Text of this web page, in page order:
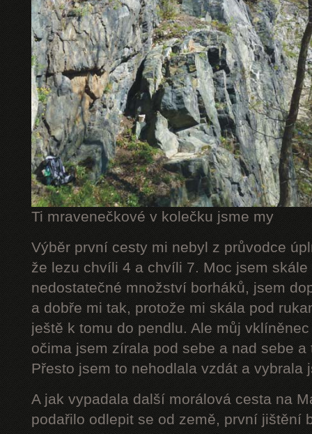
Ti mravenečkové v kolečku jsme my
Výběr první cesty mi nebyl z průvodce
že lezu chvíli 4 a chvíli 7. Moc jsem
nedostatečné množství borháků, jsem
a dobře mi tak, protože mi skála pod
ještě k tomu do pendlu. Ale můj
očima jsem zírala pod sebe a nad sebe
Přesto jsem to nehodlala vzdát a vybrala
A jak vypadala další morálová cesta na
podařilo odlepit se od země, první jištění